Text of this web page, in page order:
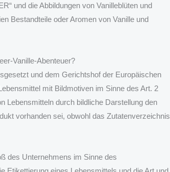
und die Abbildungen von Vanilleblüten und
Bestandteile oder Aromen von Vanille und
Vanille-Abenteuer?
und dem Gerichtshof der Europäischen
mit Bildmotiven im Sinne des Art. 2
Lebensmitteln durch bildliche Darstellung den
vorhanden sei, obwohl das Zutatenverzeichnis
des Unternehmens im Sinne des